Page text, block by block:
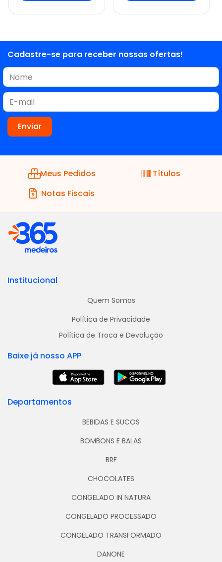
Cadastre-se para receber nossas ofertas!
Meus Pedidos
Títulos
Notas Fiscais
Institucional
Quem Somos
Política de Privacidade
Política de Troca e Devolução
Baixe já nosso APP
Departamentos
BEBIDAS E SUCOS
BOMBONS E BALAS
BRF
CHOCOLATES
CONGELADO IN NATURA
CONGELADO PROCESSADO
CONGELADO TRANSFORMADO
DANONE